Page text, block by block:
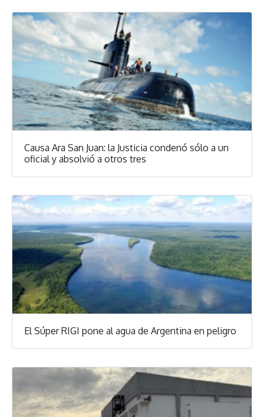
Causa Ara San Juan: la Justicia condenó sólo a un
oficial y absolvió a otros tres
El Súper RIGI pone al agua de Argentina en peligro